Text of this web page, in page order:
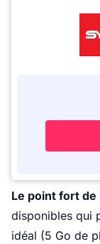
Le point fort de
disponibles qui
idéal (5 Go de